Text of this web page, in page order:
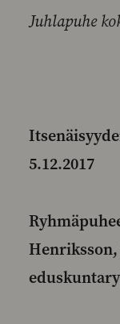
Juhlapuhe
5.12.2017